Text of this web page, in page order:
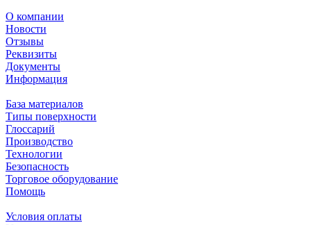
О компании
Новости
Отзывы
Реквизиты
Документы
Информация
База материалов
Типы поверхности
Глоссарий
Производство
Технологии
Безопасность
Торговое оборудование
Помощь
Условия оплаты